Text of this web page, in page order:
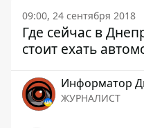
09:00, 24 сентября 2018
Где сейчас в
стоит ехать
Информатор
ЖУРНАЛИСТ